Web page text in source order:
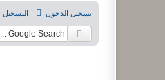
تسجيل الدخول التسجيل